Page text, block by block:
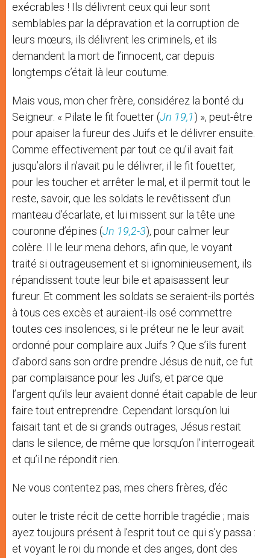
exécrables ! Ils délivrent ceux qui leur sont
semblables par la dépravation et la corruption de
leurs mœurs, ils délivrent les criminels, et ils
demandent la mort de l’innocent, car depuis
longtemps c’était là leur coutume.
Mais vous, mon cher frère, considérez la bonté du
Seigneur. « Pilate le fit fouetter (Jn 19,1) », peut-être
pour apaiser la fureur des Juifs et le délivrer ensuite.
Comme effectivement par tout ce qu’il avait fait
jusqu’alors il n’avait pu le délivrer, il le fit fouetter,
pour les toucher et arrêter le mal, et il permit tout le
reste, savoir, que les soldats le revêtissent d’un
manteau d’écarlate, et lui missent sur la tête une
couronne d’épines (Jn 19,2-3), pour calmer leur
colère. Il le leur mena dehors, afin que, le voyant
traité si outrageusement et si ignominieusement, ils
répandissent toute leur bile et apaisassent leur
fureur. Et comment les soldats se seraient-ils portés
à tous ces excès et auraient-ils osé commettre
toutes ces insolences, si le préteur ne le leur avait
ordonné pour complaire aux Juifs ? Que s’ils furent
d’abord sans son ordre prendre Jésus de nuit, ce fut
par complaisance pour les Juifs, et parce que
l’argent qu’ils leur avaient donné était capable de leur
faire tout entreprendre. Cependant lorsqu’on lui
faisait tant et de si grands outrages, Jésus restait
dans le silence, de même que lorsqu’on l’interrogeait
et qu’il ne répondit rien.
Ne vous contentez pas, mes chers frères, d’éc
outer le triste récit de cette horrible tragédie ; mais
ayez toujours présent à l’esprit tout ce qui s’y passa :
et voyant le roi du monde et des anges, dont des